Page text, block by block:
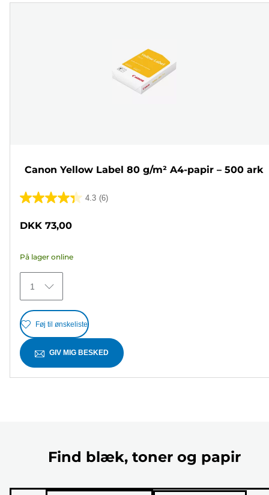
Canon Yellow Label 80 g/m² A4-papir – 500 ark
4.3 (6)
4.3
stjerner.
6
anmeldelser
DKK 73,00
På lager online
1
Føj til ønskeliste
GIV MIG BESKED
Find blæk, toner og papir